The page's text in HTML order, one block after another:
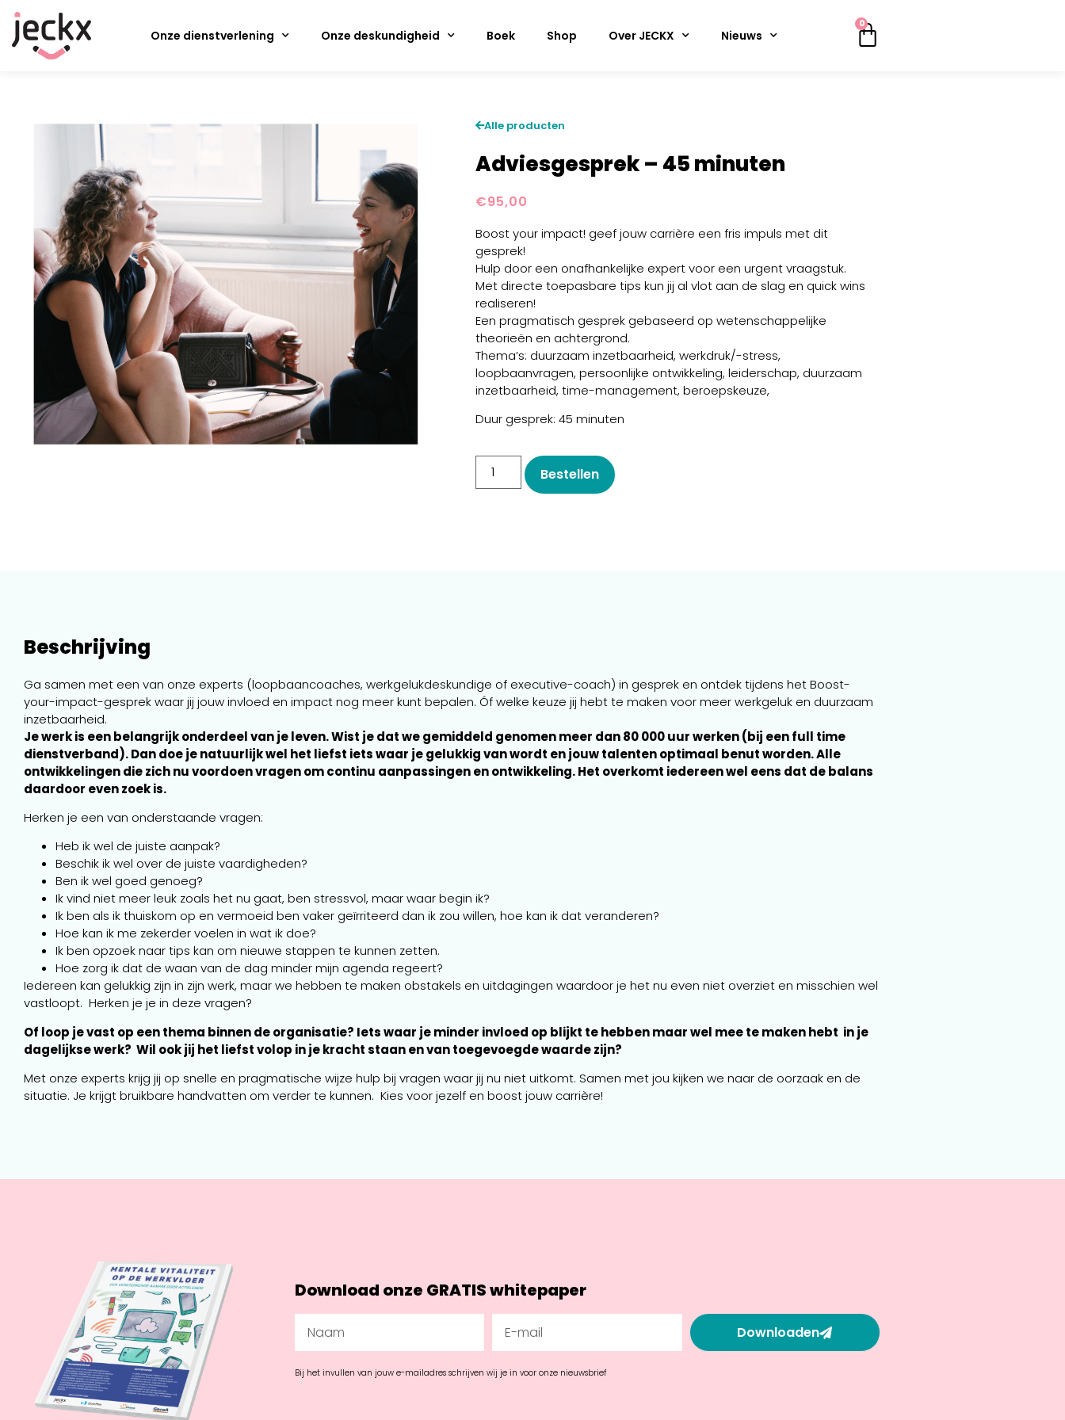
Onze dienstverlening Onze deskundigheid Boek Shop Over JECKX Nieuws
0
Alle producten
Adviesgesprek – 45 minuten
€95,00
Boost your impact! geef jouw carrière een fris impuls met dit
gesprek!
Hulp door een onafhankelijke expert voor een urgent vraagstuk.
Met directe toepasbare tips kun jij al vlot aan de slag en quick wins
realiseren!
Een pragmatisch gesprek gebaseerd op wetenschappelijke
theorieën en achtergrond.
Thema’s: duurzaam inzetbaarheid, werkdruk/-stress,
loopbaanvragen, persoonlijke ontwikkeling, leiderschap, duurzaam
inzetbaarheid, time-management, beroepskeuze,
Duur gesprek: 45 minuten
Bestellen
Beschrijving
Ga samen met een van onze experts (loopbaancoaches, werkgelukdeskundige of executive-coach) in gesprek en ontdek tijdens het Boost-
your-impact-gesprek waar jij jouw invloed en impact nog meer kunt bepalen. Óf welke keuze jij hebt te maken voor meer werkgeluk en duurzaam
inzetbaarheid.
Je werk is een belangrijk onderdeel van je leven. Wist je dat we gemiddeld genomen meer dan 80 000 uur werken (bij een full time
dienstverband). Dan doe je natuurlijk wel het liefst iets waar je gelukkig van wordt en jouw talenten optimaal benut worden. Alle
ontwikkelingen die zich nu voordoen vragen om continu aanpassingen en ontwikkeling. Het overkomt iedereen wel eens dat de balans
daardoor even zoek is.
Herken je een van onderstaande vragen:
Heb ik wel de juiste aanpak?
Beschik ik wel over de juiste vaardigheden?
Ben ik wel goed genoeg?
Ik vind niet meer leuk zoals het nu gaat, ben stressvol, maar waar begin ik?
Ik ben als ik thuiskom op en vermoeid ben vaker geïrriteerd dan ik zou willen, hoe kan ik dat veranderen?
Hoe kan ik me zekerder voelen in wat ik doe?
Ik ben opzoek naar tips kan om nieuwe stappen te kunnen zetten.
Hoe zorg ik dat de waan van de dag minder mijn agenda regeert?
Iedereen kan gelukkig zijn in zijn werk, maar we hebben te maken obstakels en uitdagingen waardoor je het nu even niet overziet en misschien wel
vastloopt. Herken je je in deze vragen?
Of loop je vast op een thema binnen de organisatie? Iets waar je minder invloed op blijkt te hebben maar wel mee te maken hebt in je
dagelijkse werk? Wil ook jij het liefst volop in je kracht staan en van toegevoegde waarde zijn?
Met onze experts krijg jij op snelle en pragmatische wijze hulp bij vragen waar jij nu niet uitkomt. Samen met jou kijken we naar de oorzaak en de
situatie. Je krijgt bruikbare handvatten om verder te kunnen. Kies voor jezelf en boost jouw carrière!
Download onze GRATIS whitepaper
Downloaden
Bij het invullen van jouw e-mailadres schrijven wij je in voor onze nieuwsbrief